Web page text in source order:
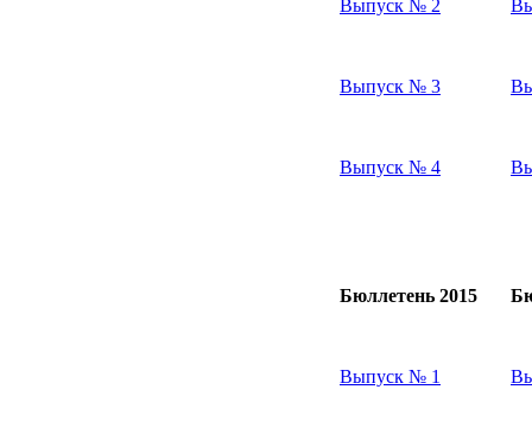
Выпуск № 2
Выпуск № 3
Выпуск № 4
Бюллетень 2015
Выпуск № 1